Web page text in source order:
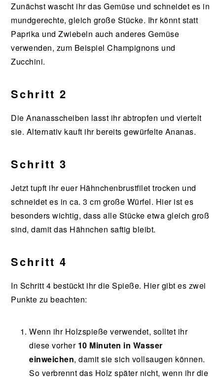
Zunächst wascht ihr das Gemüse und schneidet es in
mundgerechte, gleich große Stücke. Ihr könnt statt
Paprika und Zwiebeln auch anderes Gemüse
verwenden, zum Beispiel Champignons und
Zucchini.
Schritt 2
Die Ananasscheiben lasst ihr abtropfen und viertelt
sie. Alternativ kauft ihr bereits gewürfelte Ananas.
Schritt 3
Jetzt tupft ihr euer Hähnchenbrustfilet trocken und
schneidet es in ca. 3 cm große Würfel. Hier ist es
besonders wichtig, dass alle Stücke etwa gleich groß
sind, damit das Hähnchen saftig bleibt.
Schritt 4
In Schritt 4 bestückt ihr die Spieße. Hier gibt es zwei
Punkte zu beachten:
Wenn ihr Holzspieße verwendet, solltet ihr
diese vorher 10 Minuten in Wasser
einweichen, damit sie sich vollsaugen können.
So verbrennt das Holz später nicht, wenn ihr die